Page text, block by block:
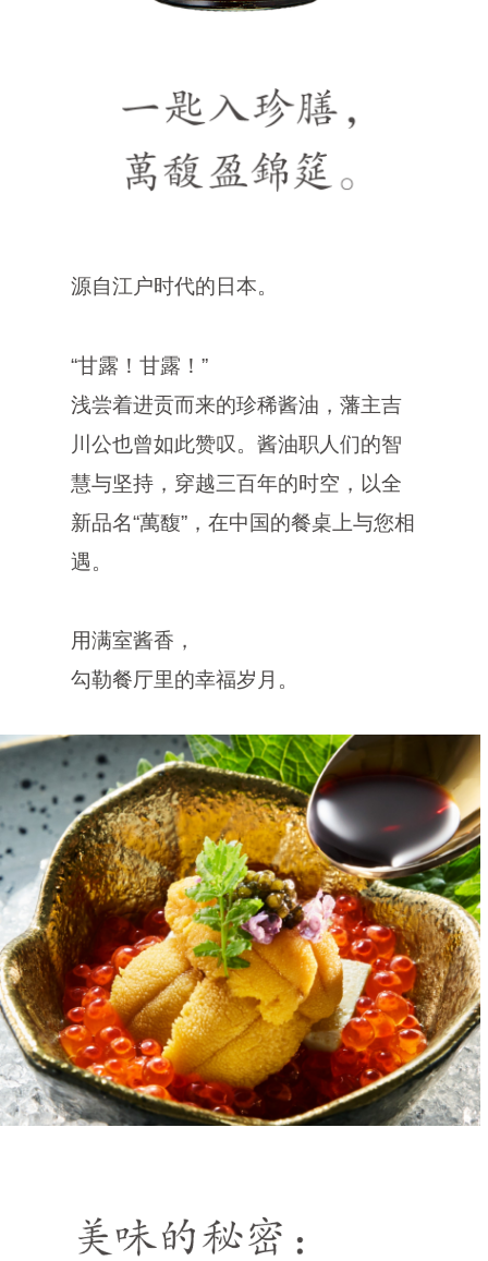
源自江户时代的日本。
“甘露！甘露！”
浅尝着进贡而来的珍稀酱油，藩主吉
川公也曾如此赞叹。酱油职人们的智
慧与坚持，穿越三百年的时空，以全
新品名“萬馥”，在中国的餐桌上与您相
遇。
用满室酱香，
勾勒餐厅里的幸福岁月。